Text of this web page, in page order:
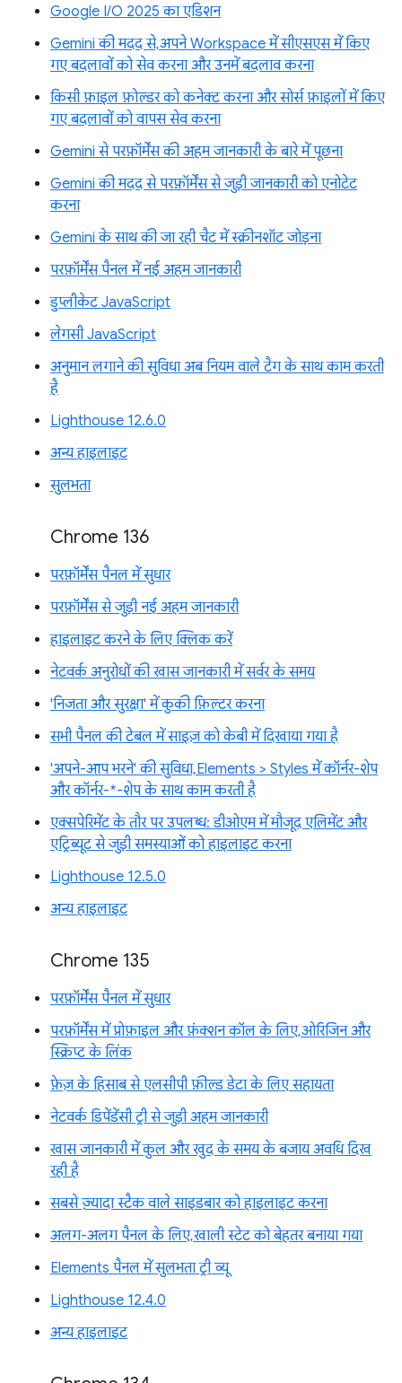
Google I/O 2025 का एडिशन
Gemini की मदद से, अपने Workspace में सीएसएस में किए
गए बदलावों को सेव करना और उनमें बदलाव करना
किसी फ़ाइल फ़ोल्डर को कनेक्ट करना और सोर्स फ़ाइलों में किए
गए बदलावों को वापस सेव करना
Gemini से परफ़ॉर्मेंस की अहम जानकारी के बारे में पूछना
Gemini की मदद से परफ़ॉर्मेंस से जुड़ी जानकारी को एनोटेट
करना
Gemini के साथ की जा रही चैट में स्क्रीनशॉट जोड़ना
परफ़ॉर्मेंस पैनल में नई अहम जानकारी
डुप्लीकेट JavaScript
लेगसी JavaScript
अनुमान लगाने की सुविधा अब नियम वाले टैग के साथ काम करती
है
Lighthouse 12.6.0
अन्य हाइलाइट
सुलभता
Chrome 136
परफ़ॉर्मेंस पैनल में सुधार
परफ़ॉर्मेंस से जुड़ी नई अहम जानकारी
हाइलाइट करने के लिए क्लिक करें
नेटवर्क अनुरोधों की खास जानकारी में सर्वर के समय
'निजता और सुरक्षा' में कुकी फ़िल्टर करना
सभी पैनल की टेबल में साइज़ को केबी में दिखाया गया है
'अपने-आप भरने' की सुविधा, Elements > Styles में कॉर्नर-शेप
और कॉर्नर-*-शेप के साथ काम करती है
एक्सपेरिमेंट के तौर पर उपलब्ध: डीओएम में मौजूद एलिमेंट और
एट्रिब्यूट से जुड़ी समस्याओं को हाइलाइट करना
Lighthouse 12.5.0
अन्य हाइलाइट
Chrome 135
परफ़ॉर्मेंस पैनल में सुधार
परफ़ॉर्मेंस में प्रोफ़ाइल और फ़ंक्शन कॉल के लिए, ओरिजिन और
स्क्रिप्ट के लिंक
फ़ेज़ के हिसाब से एलसीपी फ़ील्ड डेटा के लिए सहायता
नेटवर्क डिपेंडेंसी ट्री से जुड़ी अहम जानकारी
खास जानकारी में कुल और खुद के समय के बजाय अवधि दिख
रही है
सबसे ज़्यादा स्टैक वाले साइडबार को हाइलाइट करना
अलग-अलग पैनल के लिए, खाली स्टेट को बेहतर बनाया गया
Elements पैनल में सुलभता ट्री व्यू
Lighthouse 12.4.0
अन्य हाइलाइट